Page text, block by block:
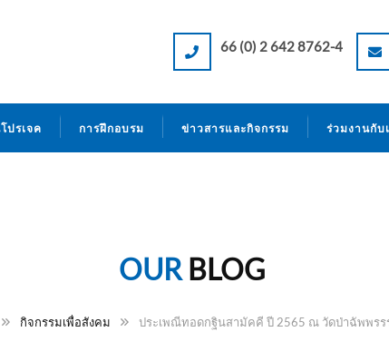
66 (0) 2 642 8762-4
ปรเจค การฝึกอบรม ข่าวสารและกิจกรรม ร่วมงานกับ
OURBLOG
กิจกรรมเพื่อสังคม ประเพณีทอดกฐินสามัคคี ปี 2565 ณ วัดป่าฉัพพร